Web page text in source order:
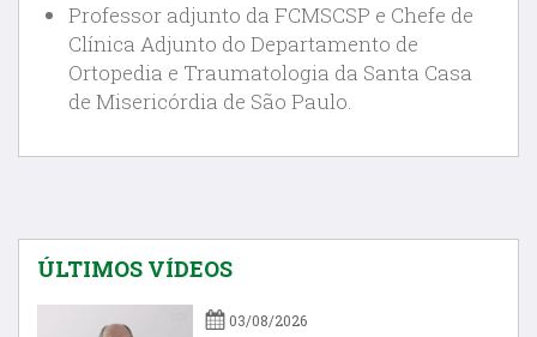
Professor adjunto da FCMSCSP e Chefe de
Clínica Adjunto do Departamento de
Ortopedia e Traumatologia da Santa Casa
de Misericórdia de São Paulo.
ÚLTIMOS VÍDEOS
03/08/2026